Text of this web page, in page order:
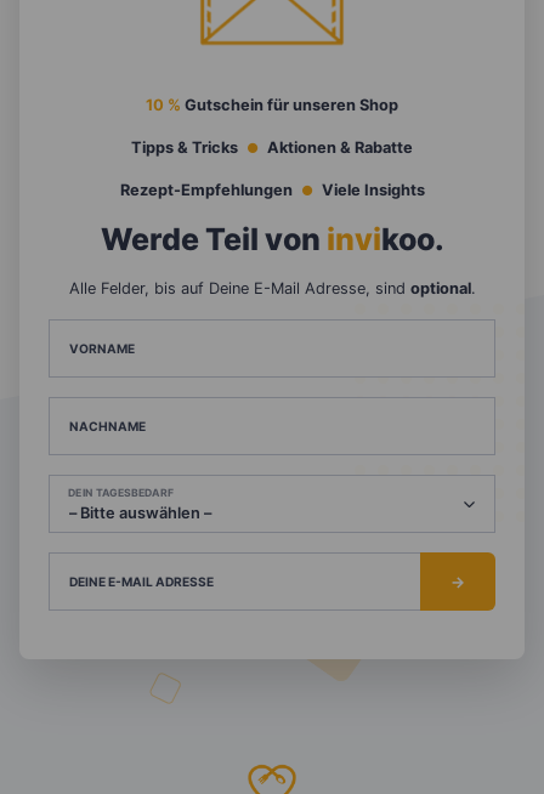
10 % Gutschein für unseren Shop
Tipps & Tricks Aktionen & Rabatte
Rezept-Empfehlungen Viele Insights
Werde Teil von invikoo.
Alle Felder, bis auf Deine E-Mail Adresse, sind optional.
VORNAME
NACHNAME
DEIN TAGESBEDARF
DEINE E-MAIL ADRESSE